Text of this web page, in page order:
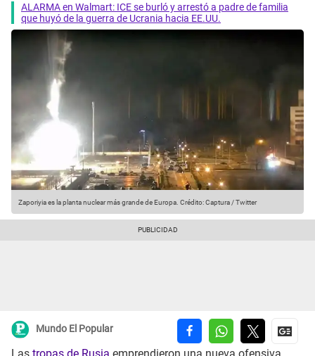
ALARMA en Walmart: ICE se burló y arrestó a padre de familia
que huyó de la guerra de Ucrania hacia EE.UU.
Zaporiyia es la planta nuclear más grande de Europa. Crédito: Captura / Twitter
Mundo El Popular